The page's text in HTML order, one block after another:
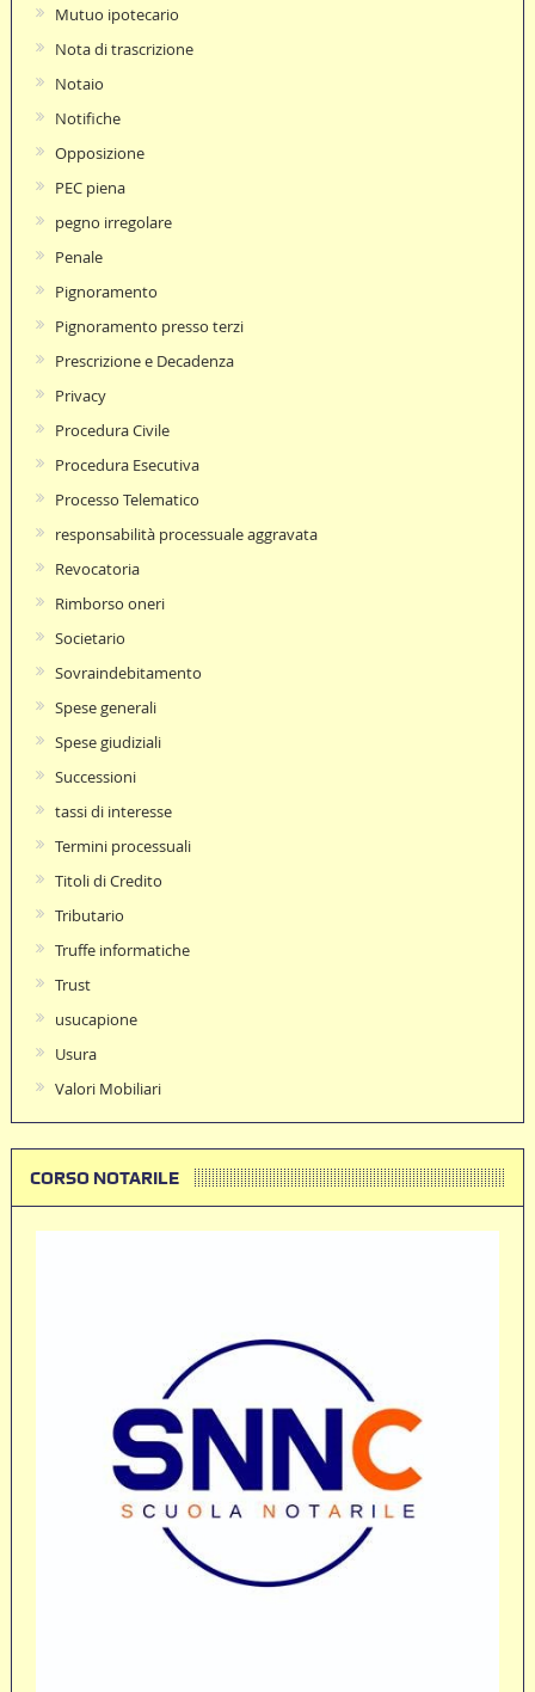
Mutuo ipotecario
Nota di trascrizione
Notaio
Notifiche
Opposizione
PEC piena
pegno irregolare
Penale
Pignoramento
Pignoramento presso terzi
Prescrizione e Decadenza
Privacy
Procedura Civile
Procedura Esecutiva
Processo Telematico
responsabilità processuale aggravata
Revocatoria
Rimborso oneri
Societario
Sovraindebitamento
Spese generali
Spese giudiziali
Successioni
tassi di interesse
Termini processuali
Titoli di Credito
Tributario
Truffe informatiche
Trust
usucapione
Usura
Valori Mobiliari
CORSO NOTARILE